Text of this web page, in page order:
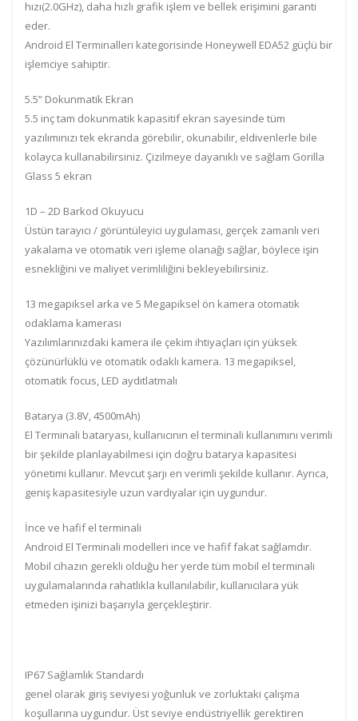
hızı(2.0GHz), daha hızlı grafik işlem ve bellek erişimini garanti
eder.
Android El Terminalleri kategorisinde Honeywell EDA52 güçlü bir
işlemciye sahiptir.
5.5” Dokunmatik Ekran
5.5 inç tam dokunmatik kapasitif ekran sayesinde tüm
yazılımınızı tek ekranda görebilir, okunabilir, eldivenlerle bile
kolayca kullanabilirsiniz. Çizilmeye dayanıklı ve sağlam Gorilla
Glass 5 ekran
1D – 2D Barkod Okuyucu
Üstün tarayıcı / görüntüleyici uygulaması, gerçek zamanlı veri
yakalama ve otomatik veri işleme olanağı sağlar, böylece işin
esnekliğini ve maliyet verimliliğini bekleyebilirsiniz.
13 megapiksel arka ve 5 Megapiksel ön kamera otomatik
odaklama kamerası
Yazılımlarınızdaki kamera ile çekim ihtiyaçları için yüksek
çözünürlüklü ve otomatik odaklı kamera. 13 megapiksel,
otomatik focus, LED aydıtlatmalı
Batarya (3.8V, 4500mAh)
El Terminali bataryası, kullanıcının el terminali kullanımını verimli
bir şekilde planlayabilmesi için doğru batarya kapasitesi
yönetimi kullanır. Mevcut şarjı en verimli şekilde kullanır. Ayrıca,
geniş kapasitesiyle uzun vardiyalar için uygundur.
İnce ve hafif el terminali
Android El Terminali modelleri ince ve hafif fakat sağlamdır.
Mobil cihazın gerekli olduğu her yerde tüm mobil el terminali
uygulamalarında rahatlıkla kullanılabilir, kullanıcılara yük
etmeden işinizi başarıyla gerçekleştirir.
IP67 Sağlamlık Standardı
genel olarak giriş seviyesi yoğunluk ve zorluktaki çalışma
koşullarına uygundur. Üst seviye endüstriyellik gerektiren